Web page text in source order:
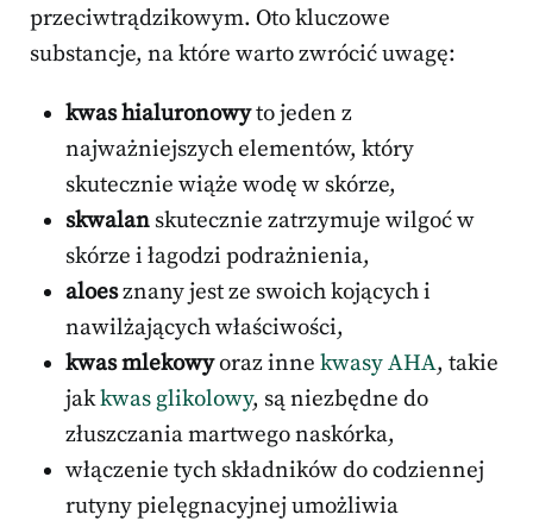
przeciwtrądzikowym. Oto kluczowe
substancje, na które warto zwrócić uwagę:
kwas hialuronowyto jeden z
najważniejszych elementów, który
skutecznie wiąże wodę w skórze,
skwalan skutecznie zatrzymuje wilgoć w
skórze i łagodzi podrażnienia,
aloesznany jest ze swoich kojących i
nawilżających właściwości,
kwas mlekowyoraz inne kwasy AHA, takie
jakkwas glikolowy, są niezbędne do
złuszczania martwego naskórka,
włączenie tych składników do codziennej
rutyny pielęgnacyjnej umożliwia